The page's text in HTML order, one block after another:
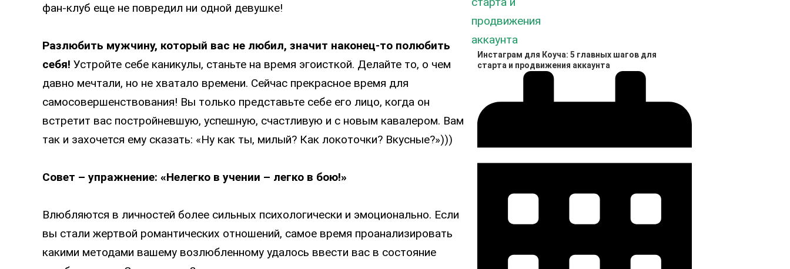
фан-клуб еще не повредил ни одной девушке!
Разлюбить мужчину, который вас не любил, значит наконец-то полюбить
себя! Устройте себе каникулы, станьте на время эгоисткой. Делайте то, о чем
давно мечтали, но не хватало времени. Сейчас прекрасное время для
самосовершенствования! Вы только представьте себе его лицо, когда он
встретит вас постройневшую, успешную, счастливую и с новым кавалером. Вам
так и захочется ему сказать: «Ну как ты, милый? Как локоточки? Вкусные?»)))
Совет – упражнение: «Нелегко в учении – легко в бою!»
Влюбляются в личностей более сильных психологически и эмоционально. Если
вы стали жертвой романтических отношений, самое время проанализировать
какими методами вашему возлюбленному удалось ввести вас в состояние
Инстаграм для Коуча: 5 главных шагов для
старта и продвижения аккаунта